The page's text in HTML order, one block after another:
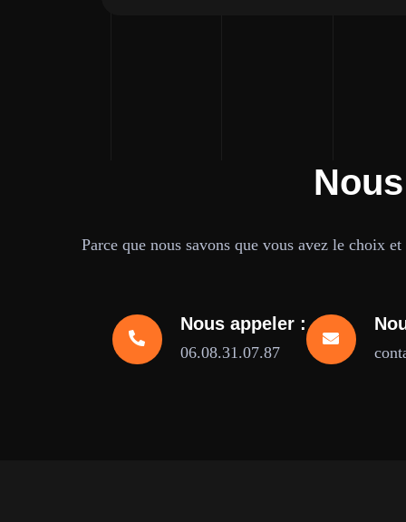
Parce que nous savons que vous avez le choix
Nous appeler :
06.08.31.07.87